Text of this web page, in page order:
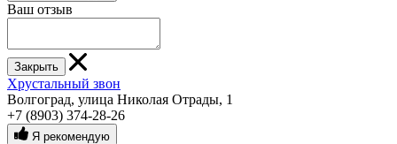
Ваш отзыв
Закрыть
Хрустальный звон
Волгоград, улица Николая Отрады, 1
+7 (8903) 374-28-26
Я рекомендую